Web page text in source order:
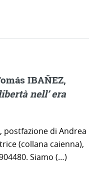
IBAŇEZ,
nell’ era
postfazione di Andrea
(collana caienna),
Siamo (…)